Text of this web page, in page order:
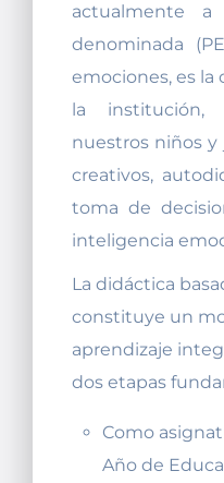
actualmente
denominada
emociones, es la
la
nuestros niños y
creativos,
toma de
inteligencia
La didáctica
constituye un
aprendizaje
dos etapas
Como
Año de